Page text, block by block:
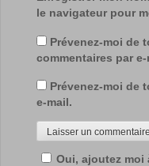
le navigateur pour
Prévenez-moi de
commentaires par e-
Prévenez-moi de
e-mail.
Oui, ajoutez